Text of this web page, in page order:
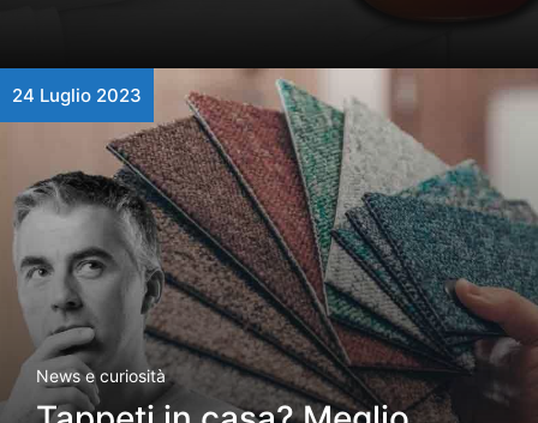
24 Luglio 2023
News e curiosità